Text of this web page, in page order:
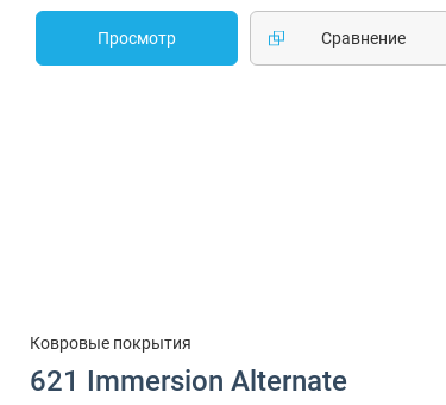
Просмотр Cравнение
Ковровые покрытия
621 Immersion Alternate